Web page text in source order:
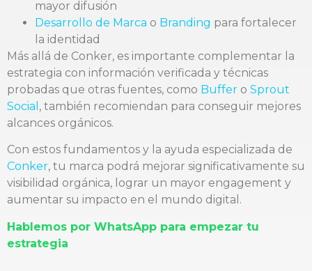
mayor difusión
Desarrollo de Marca o Branding para fortalecer
la identidad
Más allá de Conker, es importante complementar la
estrategia con información verificada y técnicas
probadas que otras fuentes, como Buffer o Sprout
Social , también recomiendan para conseguir mejores
alcances orgánicos.
Con estos fundamentos y la ayuda especializada de
Conker, tu marca podrá mejorar significativamente su
visibilidad orgánica, lograr un mayor engagement y
aumentar su impacto en el mundo digital.
Hablemos por WhatsApp para empezar tu
estrategia